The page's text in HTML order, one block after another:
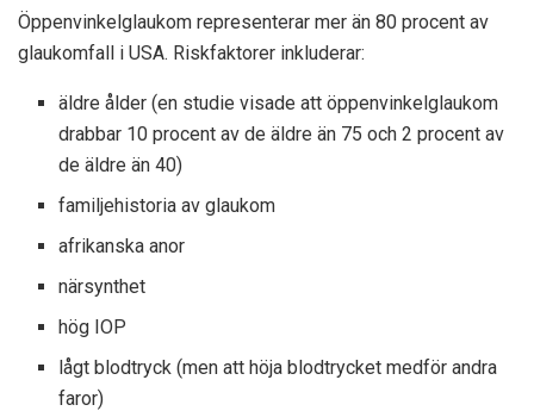
Öppenvinkelglaukom representerar mer än 80 procent av
glaukomfall i USA. Riskfaktorer inkluderar:
äldre ålder (en studie visade att öppenvinkelglaukom
drabbar 10 procent av de äldre än 75 och 2 procent av
de äldre än 40)
familjehistoria av glaukom
afrikanska anor
närsynthet
hög IOP
lågt blodtryck (men att höja blodtrycket medför andra
faror)